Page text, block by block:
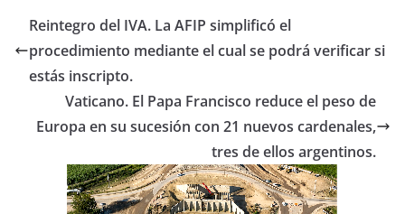
e
b
o
o
k
er s
A
p
p
ar
Reintegro del IVA. La AFIP simplificó el
procedimiento mediante el cual se podrá verificar si
estás inscripto.
Vaticano. El Papa Francisco reduce el peso de
Europa en su sucesión con 21 nuevos cardenales,
tres de ellos argentinos.